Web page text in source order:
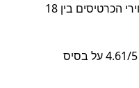
ב־365 הימים האחרונים נעו מחירי הכרטיסים בין 18
נוסעים העניקו דירוג ממוצע של 4.61/5 על בסיס